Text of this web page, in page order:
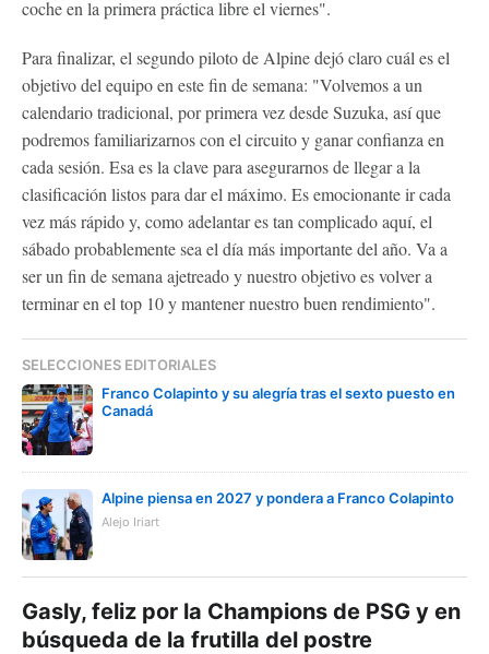
coche en la primera práctica libre el viernes".
Para finalizar, el segundo piloto de Alpine dejó claro cuál es el
objetivo del equipo en este fin de semana: "Volvemos a un
calendario tradicional, por primera vez desde Suzuka, así que
podremos familiarizarnos con el circuito y ganar confianza en
cada sesión. Esa es la clave para asegurarnos de llegar a la
clasificación listos para dar el máximo. Es emocionante ir cada
vez más rápido y, como adelantar es tan complicado aquí, el
sábado probablemente sea el día más importante del año. Va a
ser un fin de semana ajetreado y nuestro objetivo es volver a
terminar en el top 10 y mantener nuestro buen rendimiento".
SELECCIONES EDITORIALES
Franco Colapinto y su alegría tras el sexto puesto en
Canadá
Alpine piensa en 2027 y pondera a Franco Colapinto
Alejo Iriart
Gasly, feliz por la Champions de PSG y en
búsqueda de la frutilla del postre